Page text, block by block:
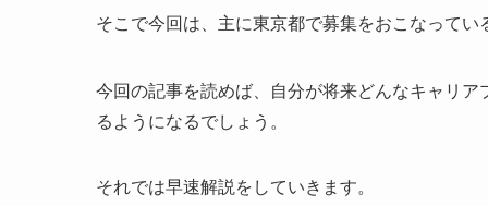
そこで今回は、主に東京都で募集をおこなってい
今回の記事を読めば、自分が将来どんなキャリ
るようになるでしょう。
それでは早速解説をしていきます。